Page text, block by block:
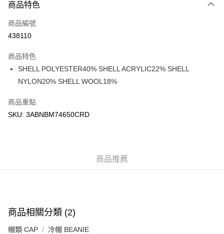
信用卡
Apple Pay
AlipayHK
WeChat Pay
商品特色
商品編號
438110
商品特色
SHELL POLYESTER40% SHELL ACRYLIC22% SHELL
NYLON20% SHELL WOOL18%
商品重點
SKU: 3ABNBM74650CRD
商品推薦
商品相關分類 (2)
帽類 CAP 冷帽 BEANIE